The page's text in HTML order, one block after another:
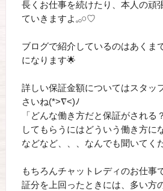
長くお仕事を続けたり、本人の頑
ていきますよ𓈒𓂂𓏸♡
ブログで紹介しているのはあくま
になります🌟
詳しい保証金額についてはスタッ
さいね(*>∇<)ﾉ
「どんな働き方だと保証がされる
してもらうにはどういう働き方に
などなど、、、なんでも聞いてく
もちろんチャットレディのお仕事
証分を上回ったときには、多い方